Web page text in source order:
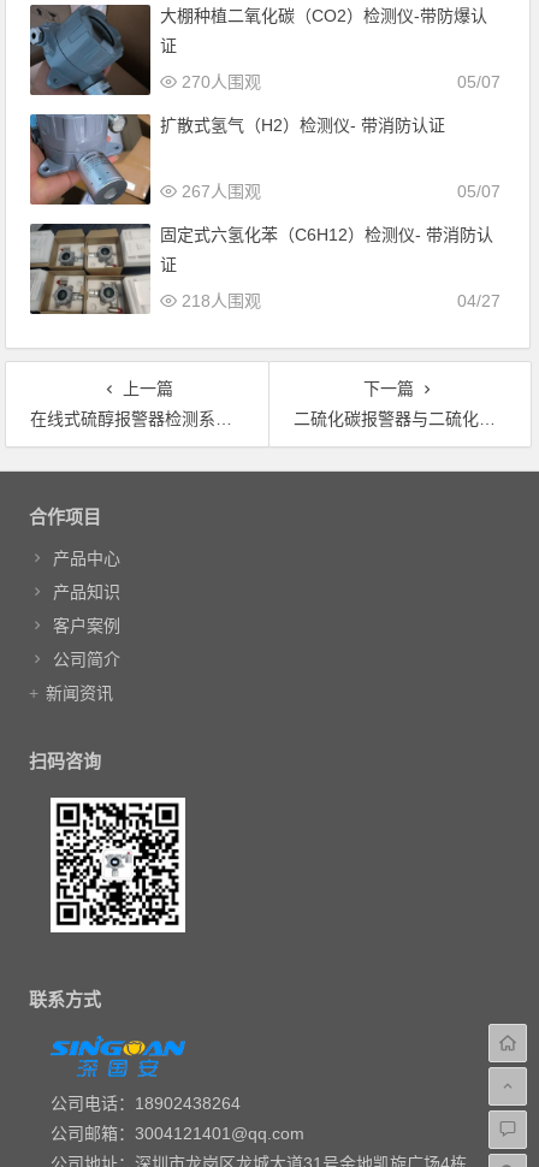
大棚种植二氧化碳（CO2）检测仪-带防爆认
证
05/07
270人围观
扩散式氢气（H2）检测仪- 带消防认证
05/07
267人围观
固定式六氢化苯（C6H12）检测仪- 带消防认
证
04/27
218人围观
上一篇
在线式硫醇报警器检测系统简介
下一篇
二硫化碳报警器与二硫化碳在线监测系统解析
文章导航
合作项目
产品中心
产品知识
客户案例
公司简介
新闻资讯
扫码咨询
联系方式
公司电话：18902438264
公司邮箱：3004121401@qq.com
公司地址：深圳市龙岗区龙城大道31号金地凯旋广场4栋